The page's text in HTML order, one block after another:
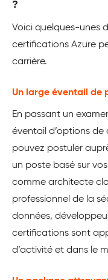
?
Voici quelques-unes
certifications Azure
carrière.
Un large éventail de
En passant un
éventail d’options de
pouvez postuler
un poste basé sur
comme architecte
professionnel de la
données,
certifications sont
d’activité et dans le